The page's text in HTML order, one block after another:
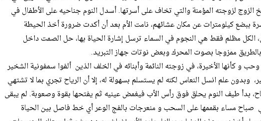
الزوج لزوجته المؤمنة والتي تخاف على أسرتها. أسدل النوم جناحيه على الأطفال في
ببضع كيلومترات عن مكان عشائهم، نامت الأم بعد أن أكدت ضرورة أخذ الحيطة
الكل مظلم فقط هي النجوم في السماء ترسل إشارة الحياة بها، حل الصمت داخل
ممزوجا بصوت المحرك وبعض نوتات جهاز التبريد.
و كأنها الأخيرة، في زوجته النائمة وأبنائه في الخلف الذين ألفوا سمفونية الشخير
وبدون علم انسل النعاس لكنه لم يستسلم بسهولة له، إلا أن الرياح تجري بما لا تشتهي
بدأ طيف النوم يحلق فوق رأس الأب فيغمض عينيه ثم يفتحها بقوة وصعوبة. لم يبقى
صباح مساء بقممها على السحب و منعرجات بالفج الوعر أي خط فاصل بين الحياة